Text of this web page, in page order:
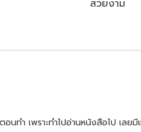
สวยงาม
นทำ เพราะทำไปอ่านหนังสือไป เลย